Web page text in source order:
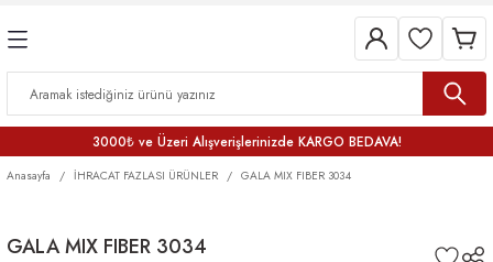
3000₺ ve Üzeri Alışverişlerinizde KARGO BEDAVA!
Anasayfa İHRACAT FAZLASI ÜRÜNLER GALA MIX FIBER 3034
GALA MIX FIBER 3034